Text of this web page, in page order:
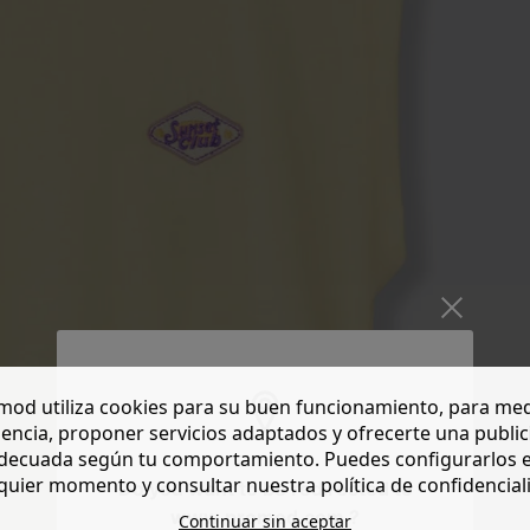
Do you want to be redirected to
www.promod.com ?
utiliza cookies para su buen funcionamiento, para
proponer servicios adaptados y ofrecerte una
según tu comportamiento. Puedes configurarlos
momento y consultar nuestra política de
Continuar sin aceptar